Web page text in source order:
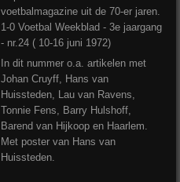
voetbalmagazine uit de 70-er jaren.
1-0 Voetbal Weekblad - 3e jaargang
- nr.24 ( 10-16 juni 1972)
In dit nummer o.a. artikelen met
Johan Cruyff, Hans van
Huissteden, Lau van Ravens,
Tonnie Fens, Barry Hulshoff,
Barend van Hijkoop en Haarlem.
Met poster van Hans van
Huissteden.